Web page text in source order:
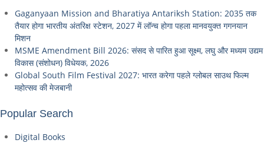
Gaganyaan Mission and Bharatiya Antariksh Station: 2035 तक
तैयार होगा भारतीय अंतरिक्ष स्टेशन, 2027 में लॉन्च होगा पहला मानवयुक्त गगनयान
मिशन
MSME Amendment Bill 2026: संसद से पारित हुआ सूक्ष्म, लघु और मध्यम उद्यम
विकास (संशोधन) विधेयक, 2026
Global South Film Festival 2027: भारत करेगा पहले ग्लोबल साउथ फिल्म
महोत्सव की मेजबानी
Popular Search
Digital Books